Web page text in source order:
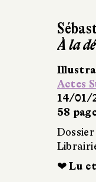
À la
Actes
14/01/
58
Dossier
Librairie
❤ Lu et